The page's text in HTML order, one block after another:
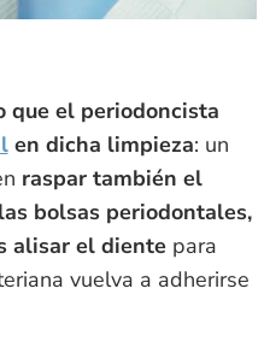
que el periodoncista
en dicha limpieza: un
raspar también el
bolsas periodontales,
alisar el dientepara
vuelva a adherirse